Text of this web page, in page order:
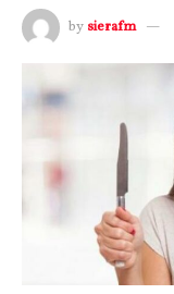
by sierafm